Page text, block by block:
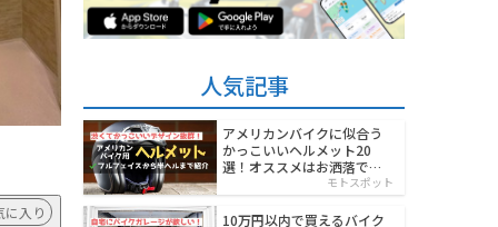
に入り
人気記事
アメリカンバイクに似合う
かっこいいヘルメット20
選！オススメはお洒落でワ
モトスポット
10万円以内で買えるバイク